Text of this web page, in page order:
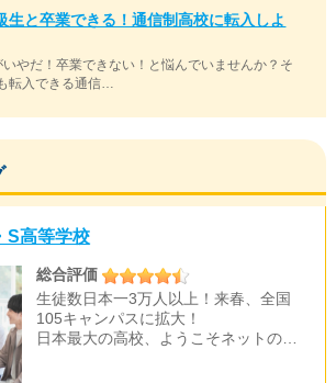
生と卒業できる！通信制高校に転入しよ
やだ！卒業できない！と悩んでいませんか？そ
転入できる通信…
S高等学校
総合評価
生徒数日本一3万人以上！来春、全国
105キャンパスに拡大！
日本最大の高校、ようこそネットの…